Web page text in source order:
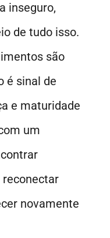
inseguro,
de tudo isso.
são
é sinal de
e maturidade
um
novamente